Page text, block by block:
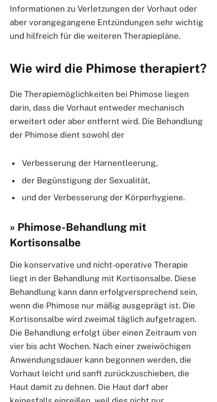
Informationen zu Verletzungen der Vorhaut oder
aber vorangegangene Entzündungen sehr wichtig
und hilfreich für die weiteren Therapiepläne.
Wie wird die Phimose therapiert?
Die Therapiemöglichkeiten bei Phimose liegen
darin, dass die Vorhaut entweder mechanisch
erweitert oder aber entfernt wird. Die Behandlung
der Phimose dient sowohl der
Verbesserung der Harnentleerung,
der Begünstigung der Sexualität,
und der Verbesserung der Körperhygiene.
» Phimose-Behandlung mit
Kortisonsalbe
Die konservative und nicht-operative Therapie
liegt in der Behandlung mit Kortisonsalbe. Diese
Behandlung kann dann erfolgversprechend sein,
wenn die Phimose nur mäßig ausgeprägt ist. Die
Kortisonsalbe wird zweimal täglich aufgetragen.
Die Behandlung erfolgt über einen Zeitraum von
vier bis acht Wochen. Nach einer zweiwöchigen
Anwendungsdauer kann begonnen werden, die
Vorhaut leicht und sanft zurückzuschieben, die
Haut damit zu dehnen. Die Haut darf aber